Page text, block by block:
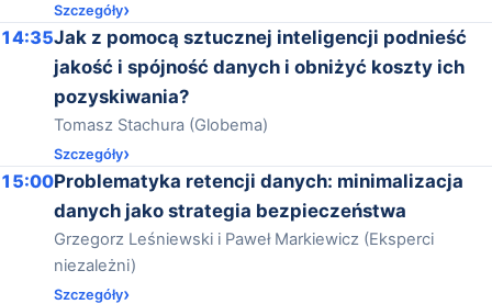
Szczegóły
14:35Jak z pomocą sztucznej inteligencji podnieść
jakość i spójność danych i obniżyć koszty ich
pozyskiwania?
Tomasz Stachura (Globema)
Szczegóły
15:00Problematyka retencji danych: minimalizacja
danych jako strategia bezpieczeństwa
Grzegorz Leśniewski i Paweł Markiewicz (Eksperci
niezależni)
Szczegóły